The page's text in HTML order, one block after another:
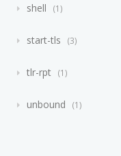
shell 1
start-tls 3
tlr-rpt 1
unbound 1